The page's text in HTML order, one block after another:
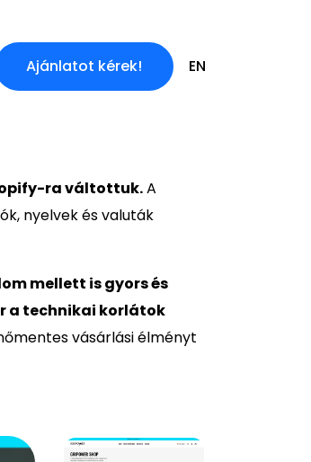
Ajánlatot kérek! EN
ra váltottuk.A
nyelvek és valuták
mellett is gyors és
a technikai korlátok
vásárlási élményt